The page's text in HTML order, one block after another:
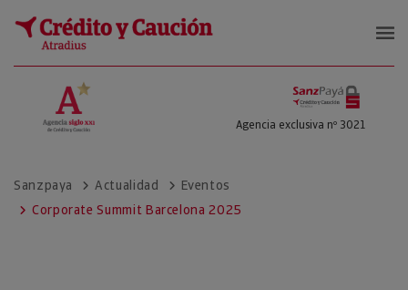
SanzPayá
Agencia exclusiva nº 3021
Sanzpaya Actualidad
Eventos
Corporate Summit Barcelona 2025